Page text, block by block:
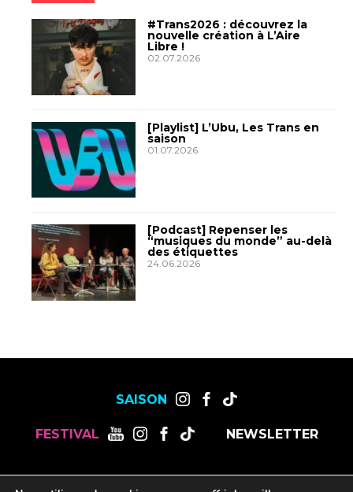
#Trans2026 : découvrez la
nouvelle création à L’Aire
Libre !
02.07.2026
[Playlist] L’Ubu, Les Trans en
saison
01.07.2026
[Podcast] Repenser les
“musiques du monde” au-delà
des étiquettes
24.06.2026
SAISON
FESTIVAL NEWSLETTER